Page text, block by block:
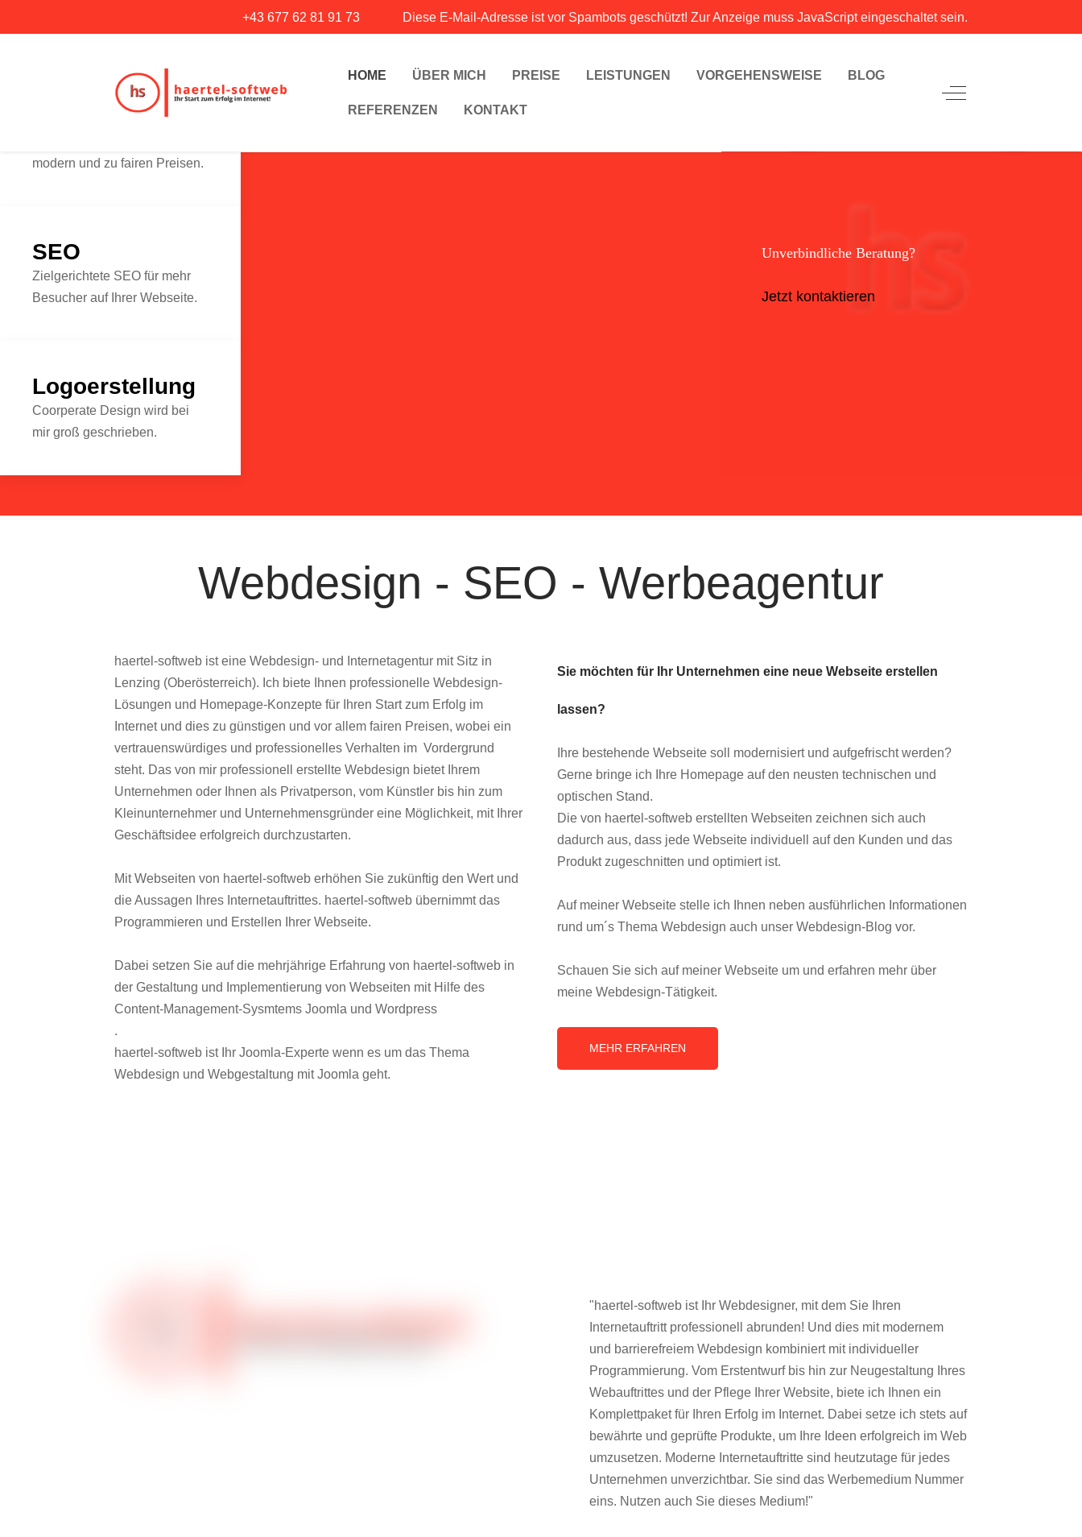
+43 677 62 81 91 73 Diese E-Mail-Adresse ist vor Spambots geschützt! Zur Anzeige muss JavaScript eingeschaltet sein.
HOME ÜBER MICH PREISE LEISTUNGEN VORGEHENSWEISE BLOG
REFERENZEN KONTAKT
Webdesign
modern und zu fairen Preisen.
SEO
Zielgerichtete SEO für mehr
Besucher auf Ihrer Webseite.
Logoerstellung
Coorperate Design wird bei
mir groß geschrieben.
Unverbindliche Beratung?
Jetzt kontaktieren
Webdesign - SEO - Werbeagentur
haertel-softweb ist eine Webdesign- und Internetagentur mit Sitz in
Lenzing (Oberösterreich). Ich biete Ihnen professionelle Webdesign-
Lösungen und Homepage-Konzepte für Ihren Start zum Erfolg im
Internet und dies zu günstigen und vor allem fairen Preisen, wobei ein
vertrauenswürdiges und professionelles Verhalten im Vordergrund
steht. Das von mir professionell erstellte Webdesign bietet Ihrem
Unternehmen oder Ihnen als Privatperson, vom Künstler bis hin zum
Kleinunternehmer und Unternehmensgründer eine Möglichkeit, mit Ihrer
Geschäftsidee erfolgreich durchzustarten.
Mit Webseiten von haertel-softweb erhöhen Sie zukünftig den Wert und
die Aussagen Ihres Internetauftrittes. haertel-softweb übernimmt das
Programmieren und Erstellen Ihrer Webseite.
Dabei setzen Sie auf die mehrjährige Erfahrung von haertel-softweb in
der Gestaltung und Implementierung von Webseiten mit Hilfe des
Content-Management-Sysmtems Joomla und Wordpress
.
haertel-softweb ist Ihr Joomla-Experte wenn es um das Thema
Webdesign und Webgestaltung mit Joomla geht.
Sie möchten für Ihr Unternehmen eine neue Webseite erstellen
lassen?
Ihre bestehende Webseite soll modernisiert und aufgefrischt werden?
Gerne bringe ich Ihre Homepage auf den neusten technischen und
optischen Stand.
Die von haertel-softweb erstellten Webseiten zeichnen sich auch
dadurch aus, dass jede Webseite individuell auf den Kunden und das
Produkt zugeschnitten und optimiert ist.
Auf meiner Webseite stelle ich Ihnen neben ausführlichen Informationen
rund um´s Thema Webdesign auch unser Webdesign-Blog vor.
Schauen Sie sich auf meiner Webseite um und erfahren mehr über
meine Webdesign-Tätigkeit.
MEHR ERFAHREN
"haertel-softweb ist Ihr Webdesigner, mit dem Sie Ihren
Internetauftritt professionell abrunden! Und dies mit modernem
und barrierefreiem Webdesign kombiniert mit individueller
Programmierung. Vom Erstentwurf bis hin zur Neugestaltung Ihres
Webauftrittes und der Pflege Ihrer Website, biete ich Ihnen ein
Komplettpaket für Ihren Erfolg im Internet. Dabei setze ich stets auf
bewährte und geprüfte Produkte, um Ihre Ideen erfolgreich im Web
umzusetzen. Moderne Internetauftritte sind heutzutage für jedes
Unternehmen unverzichtbar. Sie sind das Werbemedium Nummer
eins. Nutzen auch Sie dieses Medium!"